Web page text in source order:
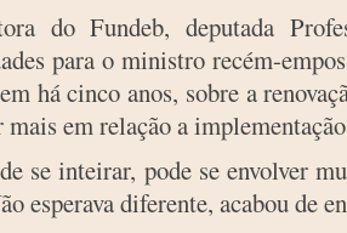
do Fundeb, deputada
para o ministro recém-
há cinco anos, sobre a
mais em relação a
se inteirar, pode se envolver
esperava diferente, acabou de